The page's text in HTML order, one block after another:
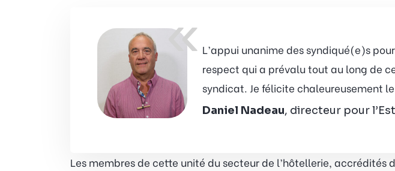
« L’appui unanime des syndiqué(e)s
respect qui a prévalu tout au long de
syndicat. Je félicite chaleureusement
Daniel Nadeau, directeur pour
Les membres de cette unité du secteur de l’hôtellerie,